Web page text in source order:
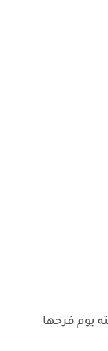
يوم فرحها